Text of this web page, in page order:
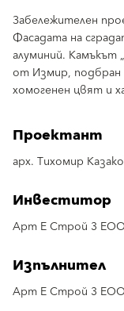
Забележителен
Фасадата на
алуминий. Камъкът
от Измир, подбран
хомогенен цвят и
Проектант
арх. Тихомир
Инвеститор
Арт Е Строй 3
Изпълнител
Арт Е Строй 3